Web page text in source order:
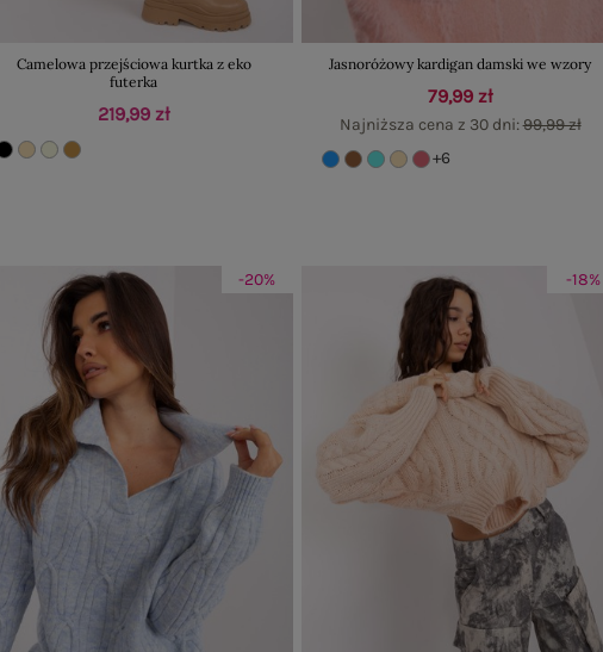
Camelowa przejściowa kurtka z eko
futerka
219,99 zł
Jasnoróżowy kardigan damski we wzory
79,99 zł
Najniższa cena z 30 dni:99,99 zł
+6
-20% -18%